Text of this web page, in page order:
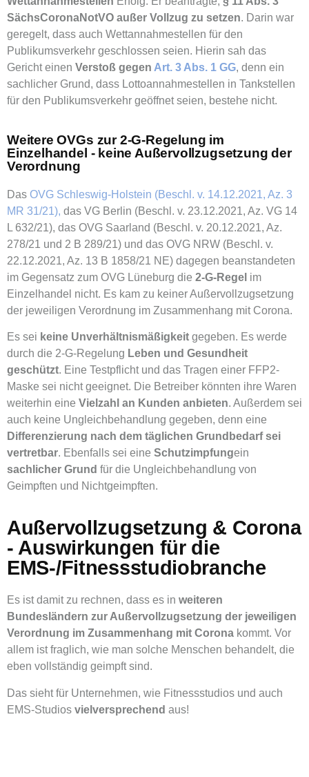
SächsCoronaNotVO außer Vollzug zu setzen. Darin war
geregelt, dass auch Wettannahmestellen für den
Publikumsverkehr geschlossen seien. Hierin sah das
Gericht einen Verstoß gegen Art. 3 Abs. 1 GG, denn ein
sachlicher Grund, dass Lottoannahmestellen in Tankstellen
für den Publikumsverkehr geöffnet seien, bestehe nicht.
Weitere OVGs zur 2-G-Regelung im
Einzelhandel - keine Außervollzugsetzung der
Verordnung
Das OVG Schleswig-Holstein (Beschl. v. 14.12.2021, Az. 3
MR 31/21), das VG Berlin (Beschl. v. 23.12.2021, Az. VG 14
L 632/21), das OVG Saarland (Beschl. v. 20.12.2021, Az.
278/21 und 2 B 289/21) und das OVG NRW (Beschl. v.
22.12.2021, Az. 13 B 1858/21 NE) dagegen beanstandeten
im Gegensatz zum OVG Lüneburg die 2-G-Regel im
Einzelhandel nicht. Es kam zu keiner Außervollzugsetzung
der jeweiligen Verordnung im Zusammenhang mit Corona.
Es sei keine Unverhältnismäßigkeit gegeben. Es werde
durch die 2-G-Regelung Leben und Gesundheit
geschützt. Eine Testpflicht und das Tragen einer FFP2-
Maske sei nicht geeignet. Die Betreiber könnten ihre Waren
weiterhin eine Vielzahl an Kunden anbieten. Außerdem sei
auch keine Ungleichbehandlung gegeben, denn eine
Differenzierung nach dem täglichen Grundbedarf sei
vertretbar. Ebenfalls sei eine Schutzimpfungein
sachlicher Grund für die Ungleichbehandlung von
Geimpften und Nichtgeimpften.
Außervollzugsetzung & Corona
- Auswirkungen für die
EMS-/Fitnessstudiobranche
Es ist damit zu rechnen, dass es in weiteren
Bundesländern zur Außervollzugsetzung der jeweiligen
Verordnung im Zusammenhang mit Corona kommt. Vor
allem ist fraglich, wie man solche Menschen behandelt, die
eben vollständig geimpft sind.
Das sieht für Unternehmen, wie Fitnessstudios und auch
EMS-Studios vielversprechend aus!